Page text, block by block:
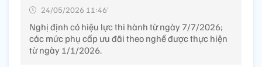
24/05/2026 11:46’
Nghị định có hiệu lực thi hành từ ngày 7/7/2026;
các mức phụ cấp ưu đãi theo nghề được thực hiện
từ ngày 1/1/2026.